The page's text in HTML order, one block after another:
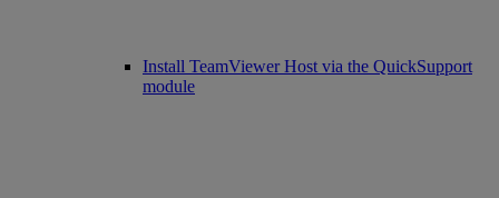
Install TeamViewer Host via the QuickSupport
module